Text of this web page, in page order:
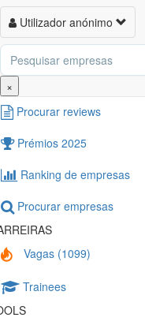
Nova review
Procurar reviews
Prémios 2025
Ranking de empresas
Procurar empresas
Vagas (1099)
Trainees
Toggle
navigation
Utilizador anónimo
×